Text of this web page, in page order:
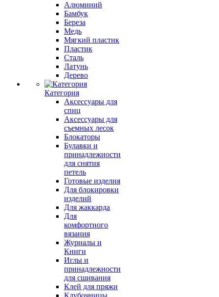
Алюминий
Бамбук
Береза
Медь
Мягкий пластик
Пластик
Сталь
Латунь
Дерево
Категория
Аксессуары для
спиц
Аксессуары для
съемных лесок
Блокаторы
Булавки и
принадлежности
для снятия
петель
Готовые изделия
Для блокировки
изделий
Для жаккарда
Для
комфортного
вязания
Журналы и
Книги
Иглы и
принадлежности
для сшивания
Клей для пряжи
Клубочницы